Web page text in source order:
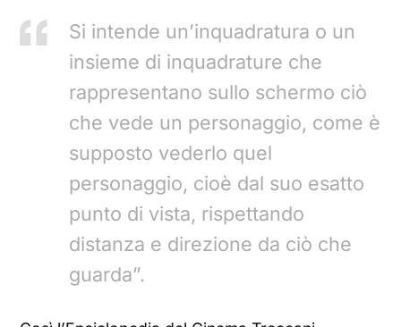
Si intende un’inquadratura o un
insieme di inquadrature che
rappresentano sullo schermo ciò
che vede un personaggio, come è
supposto vederlo quel
personaggio, cioè dal suo esatto
punto di vista, rispettando
distanza e direzione da ciò che
guarda”.